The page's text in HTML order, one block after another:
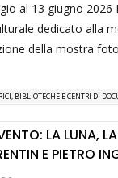
al 13 giugno 2026
dedicato alla
della mostra
BIBLIOTECHE E CENTRI DI
LA LUNA,
E PIETRO